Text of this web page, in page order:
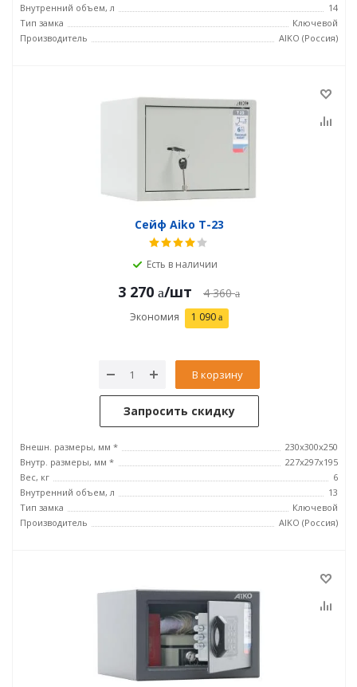
Внутренний объем, л
14
Тип замка
Ключевой
Производитель
AIKO (Россия)
Сейф Aiko T-23
Есть в наличии
3 270 /шт 4 360
Экономия 1 090
В корзину
Запросить скидку
Внешн. размеры, мм *
230x300x250
Внутр. размеры, мм *
227x297x195
Вес, кг
6
Внутренний объем, л
13
Тип замка
Ключевой
Производитель
AIKO (Россия)